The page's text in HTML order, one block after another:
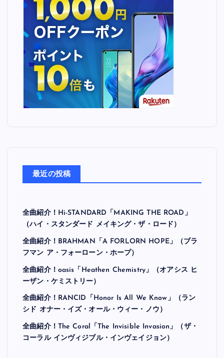
最近の投稿
全曲紹介！Hi-STANDARD「MAKING THE ROAD」
（ハイ・スタンダード メイキング・ザ・ロード）
全曲紹介！BRAHMAN「A FORLORN HOPE」（ブラ
フマン ア・フォーローン・ホープ）
全曲紹介！oasis「Heathen Chemistry」（オアシス ヒ
ーザン・ケミストリー）
全曲紹介！RANCID「Honor Is All We Know」（ラン
シド オナー・イズ・オール・ウィー・ノウ）
全曲紹介！The Coral「The Invisible Invasion」（ザ・
コーラル インヴィジブル・インヴェイジョン）